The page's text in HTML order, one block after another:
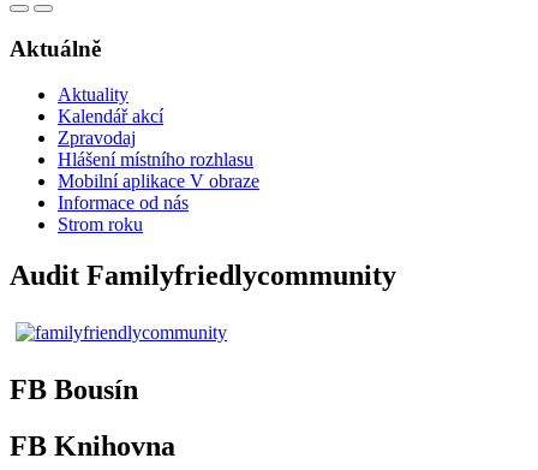
Aktuálně
Aktuality
Kalendář akcí
Zpravodaj
Hlášení místního rozhlasu
Mobilní aplikace V obraze
Informace od nás
Strom roku
Audit Familyfriedlycommunity
FB Bousín
FB Knihovna